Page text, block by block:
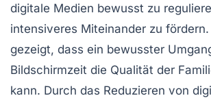
digitale Medien bewusst zu
intensiveres Miteinander zu
gezeigt, dass ein bewusster
Bildschirmzeit die Qualität der
kann. Durch das Reduzieren von